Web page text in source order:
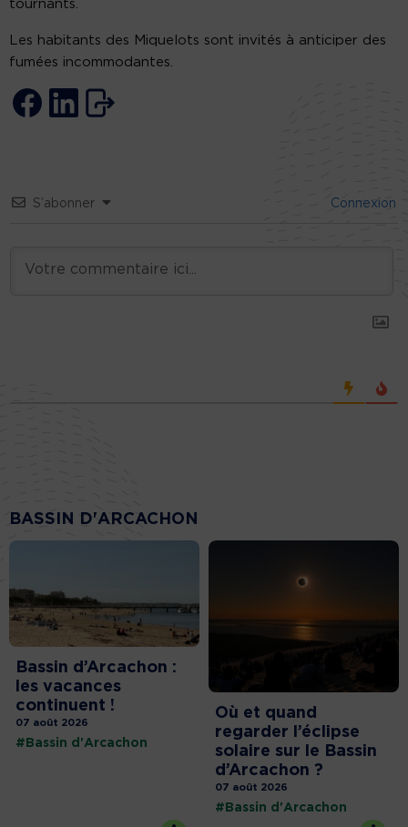
tournants.
Les habitants des Miquelots sont invités à anticiper des
fumées incommodantes.
S’abonner Connexion
BASSIN D'ARCACHON
Bassin d’Arcachon :
les vacances
continuent !
07 août 2026
#Bassin d'Arcachon
Où et quand
regarder l’éclipse
solaire sur le Bassin
d’Arcachon ?
07 août 2026
#Bassin d'Arcachon